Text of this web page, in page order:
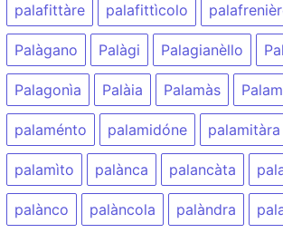
palafittàre palafittìcolo
Palàgano Palàgi Palagianèllo
Palagonìa Palàia Palamàs
palaménto palamidóne palamitàra
palamìto palànca palancàta
palànco palàncola palàndra